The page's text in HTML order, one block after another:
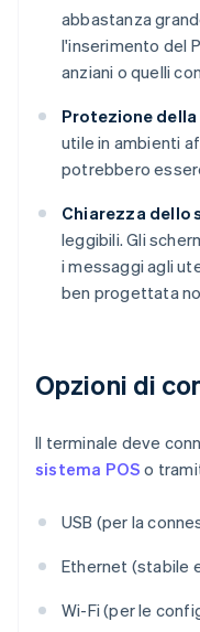
abbastanza
l'inserimento del
anziani o quelli
Protezione della
utile in ambienti
potrebbero
Chiarezza dello
leggibili. Gli
i messaggi agli
ben progettata
Opzioni di
Il terminale deve
sistema POS o
USB (per la
Ethernet (stabile
Wi-Fi (per le